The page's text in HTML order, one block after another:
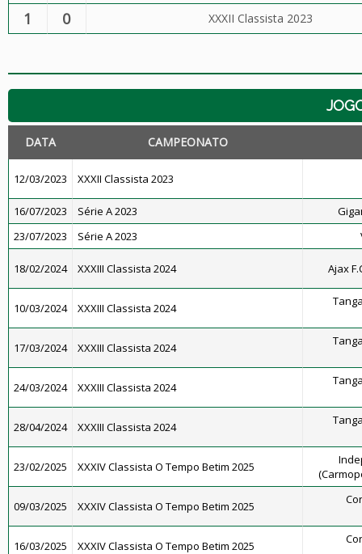
1 0 XXXII Classista 2023
DATA CAMPEONATO
12/03/2023 XXXII Classista 2023
16/07/2023 Série A 2023
23/07/2023
Série A 2023
18/02/2024 XXXIII Classista 2024 Ajax
10/03/2024 XXXIII Classista 2024
17/03/2024 XXXIII Classista 2024
24/03/2024 XXXIII Classista 2024
28/04/2024 XXXIII Classista 2024
23/02/2025 XXXIV Classista O Tempo Betim 2025
09/03/2025 XXXIV Classista O Tempo Betim 2025
16/03/2025 XXXIV Classista O Tempo Betim 2025